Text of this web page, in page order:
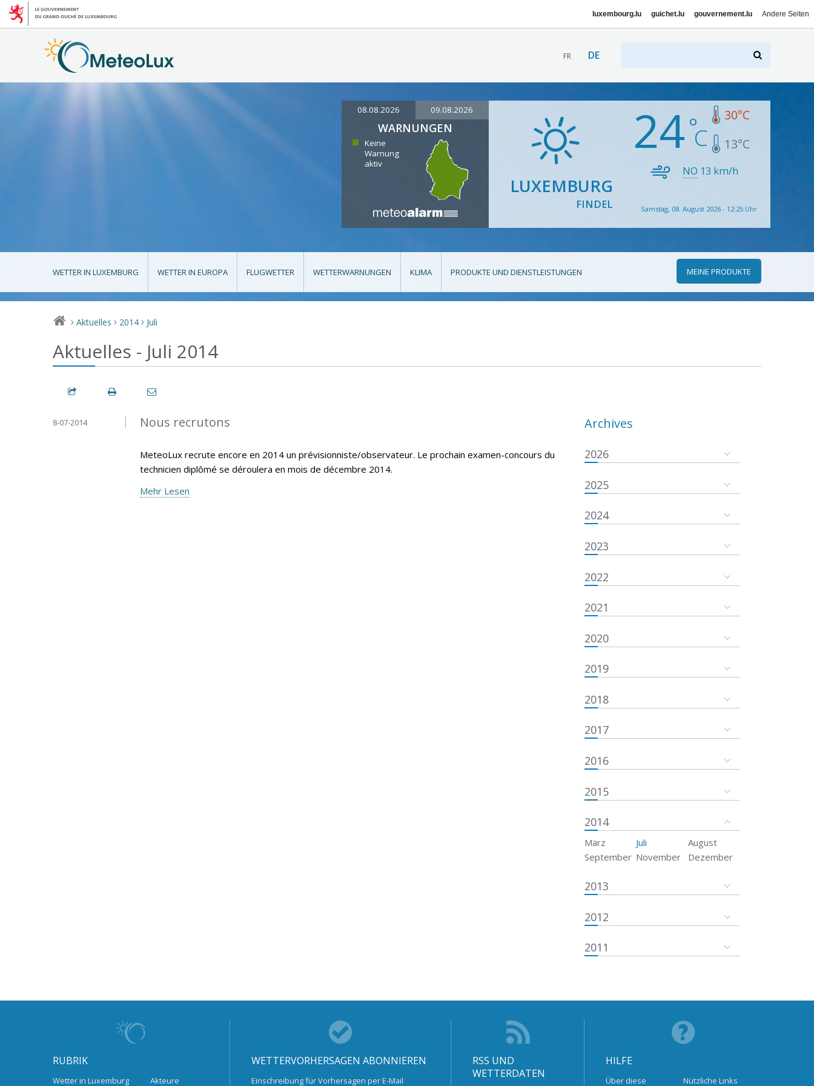
luxembourg.lu guichet.lu gouvernement.lu Andere Seiten
FR DE
08.08.2026 09.08.2026
WARNUNGEN
Keine
Warnung
aktiv
LUXEMBURG
FINDEL
24 30°C
13°C
NO 13 km/h
Samstag, 08. August 2026 - 12:25 Uhr
WETTER IN LUXEMBURG WETTER IN EUROPA FLUGWETTER WETTERWARNUNGEN KLIMA PRODUKTE UND DIENSTLEISTUNGEN MEINE PRODUKTE
> Aktuelles > 2014 > Juli
Aktuelles - Juli 2014
Nous recrutons
8-07-2014
MeteoLux recrute encore en 2014 un prévisionniste/observateur. Le prochain examen-concours du
technicien diplômé se déroulera en mois de décembre 2014.
Mehr Lesen
Archives
2026
2025
2024
2023
2022
2021
2020
2019
2018
2017
2016
2015
2014
März Juli
August
September November Dezember
2013
2012
2011
RUBRIK
Wetter in Luxemburg Akteure
WETTERVORHERSAGEN ABONNIEREN
Einschreibung für Vorhersagen per E-Mail
RSS UND
WETTERDATEN
HILFE
Über diese Nützliche Links